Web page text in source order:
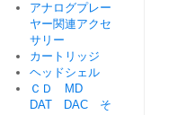
アナログプレー
ヤー関連アクセ
サリー
カートリッジ
ヘッドシェル
ＣＤ MD
DAT DAC そ